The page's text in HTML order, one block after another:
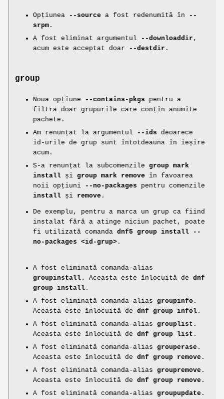
Opțiunea --source a fost redenumită în
--
srpm .
A fost eliminat argumentul
--downloaddir ,
acum este acceptat doar
--destdir .
group
Noua opțiune --contains-pkgs pentru a
filtra doar grupurile care conțin anumite
pachete.
Am renunțat la argumentul
--ids deoarece
id-urile de grup sunt întotdeauna în ieșire
acum.
S-a renunțat la subcomenzile group mark
install și group mark remove în favoarea
noii opțiuni
--no-packages pentru comenzile
install și remove .
De exemplu, pentru a marca un grup ca fiind
instalat fără a atinge niciun pachet, poate
fi utilizată comanda dnf5 group install --
no-packages <id-grup> .
A fost eliminată comanda-alias
groupinstall . Aceasta este înlocuită de dnf
group install .
A fost eliminată comanda-alias groupinfo .
Aceasta este înlocuită de dnf group infol .
A fost eliminată comanda-alias grouplist.
Aceasta este înlocuită de dnf group list .
A fost eliminată comanda-alias grouperase .
Aceasta este înlocuită de dnf group remove .
A fost eliminată comanda-alias groupremove .
Aceasta este înlocuită de dnf group remove .
A fost eliminată comanda-alias groupupdate .